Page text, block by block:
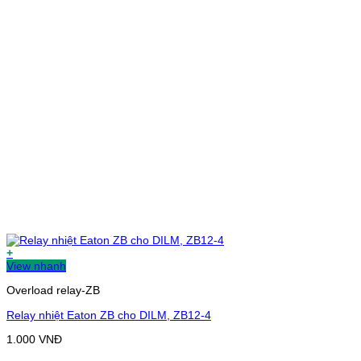
+
View nhanh
Overload relay-ZB
Relay nhiệt Eaton ZB cho DILM, ZB12-4
1.000 VNĐ